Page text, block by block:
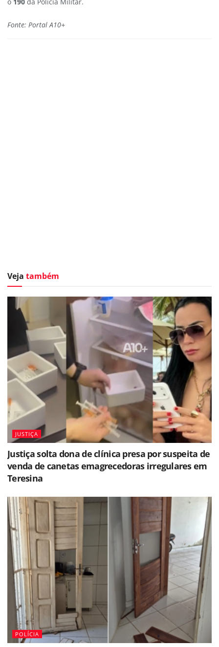
o 190 da Polícia Militar.
Fonte: Portal A10+
Veja também
JUSTIÇA
Justiça solta dona de clínica presa por suspeita de
venda de canetas emagrecedoras irregulares em
Teresina
POLÍCIA